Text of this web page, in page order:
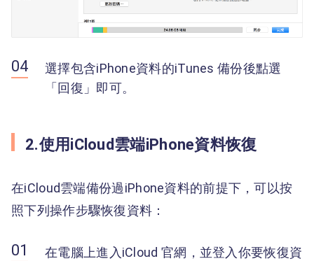
選擇包含iPhone資料的iTunes 備份後點選
「回復」即可。
2.使用iCloud雲端iPhone資料恢復
在iCloud雲端備份過iPhone資料的前提下，可以按
照下列操作步驟恢復資料：
在電腦上進入iCloud 官網，並登入你要恢復資